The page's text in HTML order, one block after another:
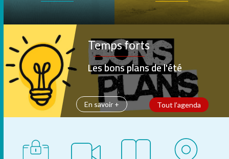
Temps forts
Les bons plans de l'été
En savoir + Tout l’agenda
Temps forts
Nos villages en fête
En savoir + Tout l’agenda
Temps forts
Les pieds dans l'eau
En savoir + Tout l’agenda
Temps forts
Soirées insolites
En savoir + Tout l’agenda